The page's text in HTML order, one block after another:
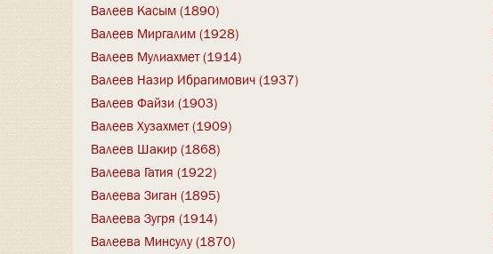
Валеев Касым (1890)
Валеев Миргалим (1928)
Валеев Мулиахмет (1914)
Валеев Назир Ибрагимович (1937)
Валеев Файзи (1903)
Валеев Хузахмет (1909)
Валеев Шакир (1868)
Валеева Гатия (1922)
Валеева Зиган (1895)
Валеева Зугря (1914)
Валеева Минсулу (1870)